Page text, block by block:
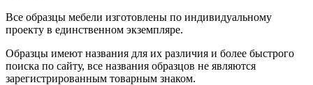
Все образцы мебели изготовлены по индивидуальному
проекту в единственном экземпляре.
Образцы имеют названия для их различия и более быстрого
поиска по сайту, все названия образцов не являются
зарегистрированным товарным знаком.